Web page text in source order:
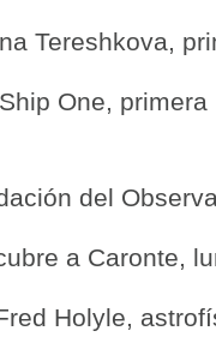
Tereshkova,
One,
del
a Caronte,
Holyle,